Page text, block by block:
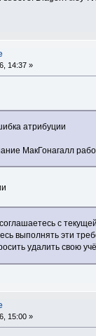
14:37 »
атрибуции
МакГонагалл
с
выполнять эти
удалить свою
15:00 »